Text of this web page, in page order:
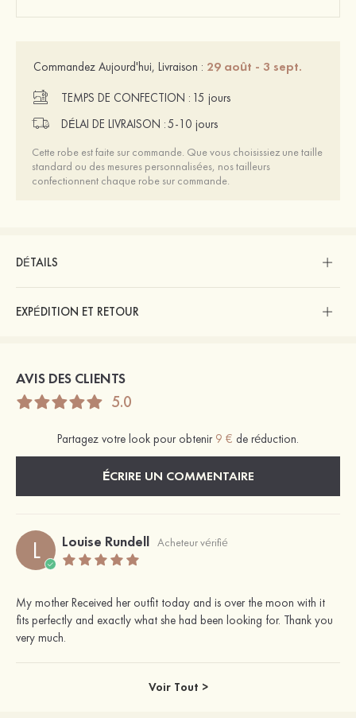
Commandez Aujourd'hui, Livraison : 29 août - 3 sept.
TEMPS DE CONFECTION : 15 jours
DÉLAI DE LIVRAISON :5-10 jours
Cette robe est faite sur commande. Que vous choisissiez une taille
standard ou des mesures personnalisées, nos tailleurs
confectionnent chaque robe sur commande.
DÉTAILS
EXPÉDITION ET RETOUR
AVIS DES CLIENTS
5.0
Partagez votre look pour obtenir 9 € de réduction.
ÉCRIRE UN COMMENTAIRE
L Louise Rundell Acheteur vérifié
My mother Received her outfit today and is over the moon with it
fits perfectly and exactly what she had been looking for. Thank you
very much.
Voir Tout >